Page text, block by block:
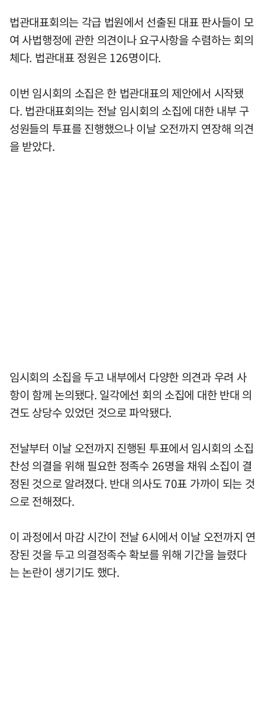
법관대표회의는 각급 법원에서 선출된 대표 판사들이 모
여 사법행정에 관한 의견이나 요구사항을 수렴하는 회의
체다. 법관대표 정원은 126명이다.
이번 임시회의 소집은 한 법관대표의 제안에서 시작됐
다. 법관대표회의는 전날 임시회의 소집에 대한 내부 구
성원들의 투표를 진행했으나 이날 오전까지 연장해 의견
을 받았다.
임시회의 소집을 두고 내부에서 다양한 의견과 우려 사
항이 함께 논의됐다. 일각에선 회의 소집에 대한 반대 의
견도 상당수 있었던 것으로 파악됐다.
전날부터 이날 오전까지 진행된 투표에서 임시회의 소집
찬성 의결을 위해 필요한 정족수 26명을 채워 소집이 결
정된 것으로 알려졌다. 반대 의사도 70표 가까이 되는 것
으로 전해졌다.
이 과정에서 마감 시간이 전날 6시에서 이날 오전까지 연
장된 것을 두고 의결정족수 확보를 위해 기간을 늘렸다
는 논란이 생기기도 했다.